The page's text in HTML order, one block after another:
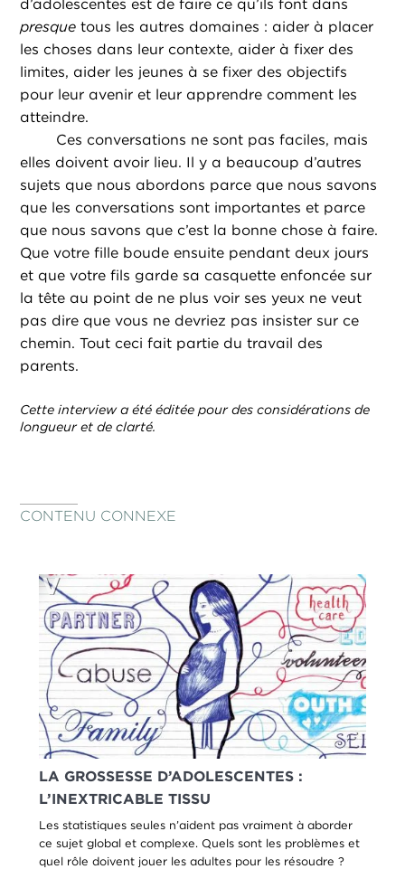
d’adolescentes est de faire ce qu’ils font dans
presque tous les autres domaines : aider à placer
les choses dans leur contexte, aider à fixer des
limites, aider les jeunes à se fixer des objectifs
pour leur avenir et leur apprendre comment les
atteindre.
Ces conversations ne sont pas faciles, mais
elles doivent avoir lieu. Il y a beaucoup d’autres
sujets que nous abordons parce que nous savons
que les conversations sont importantes et parce
que nous savons que c’est la bonne chose à faire.
Que votre fille boude ensuite pendant deux jours
et que votre fils garde sa casquette enfoncée sur
la tête au point de ne plus voir ses yeux ne veut
pas dire que vous ne devriez pas insister sur ce
chemin. Tout ceci fait partie du travail des
parents.
Cette interview a été éditée pour des considérations de
longueur et de clarté.
CONTENU CONNEXE
LA GROSSESSE D’ADOLESCENTES :
L’INEXTRICABLE TISSU
Les statistiques seules n’aident pas vraiment à aborder
ce sujet global et complexe. Quels sont les problèmes et
quel rôle doivent jouer les adultes pour les résoudre ?